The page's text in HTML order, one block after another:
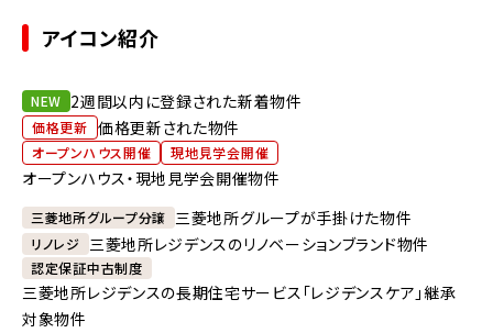
アイコン紹介
NEW 2週間以内に登録された新着物件
価格更新 価格更新された物件
オープンハウス開催 現地見学会開催
オープンハウス・現地見学会開催物件
三菱地所グループ分譲 三菱地所グループが手掛けた物件
リノレジ 三菱地所レジデンスのリノベーションブランド物件
認定保証中古制度
三菱地所レジデンスの長期住宅サービス「レジデンスケア」継承
対象物件